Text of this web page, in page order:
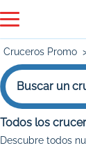
Cruceros Promo
Buscar un
Todos los